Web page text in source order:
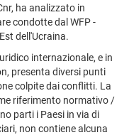
ha analizzato in
condotte dal WFP -
dell'Ucraina.
internazionale, e in
presenta diversi punti
colpite dai conflitti. La
riferimento normativo /
parti i Paesi in via di
non contiene alcuna